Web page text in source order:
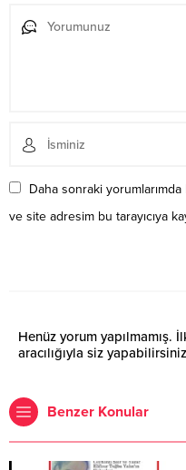
Daha sonraki yorumlarımda
ve site adresim bu tarayıcıya
Henüz yorum yapılmamış.
aracılığıyla siz
Benzer Konular